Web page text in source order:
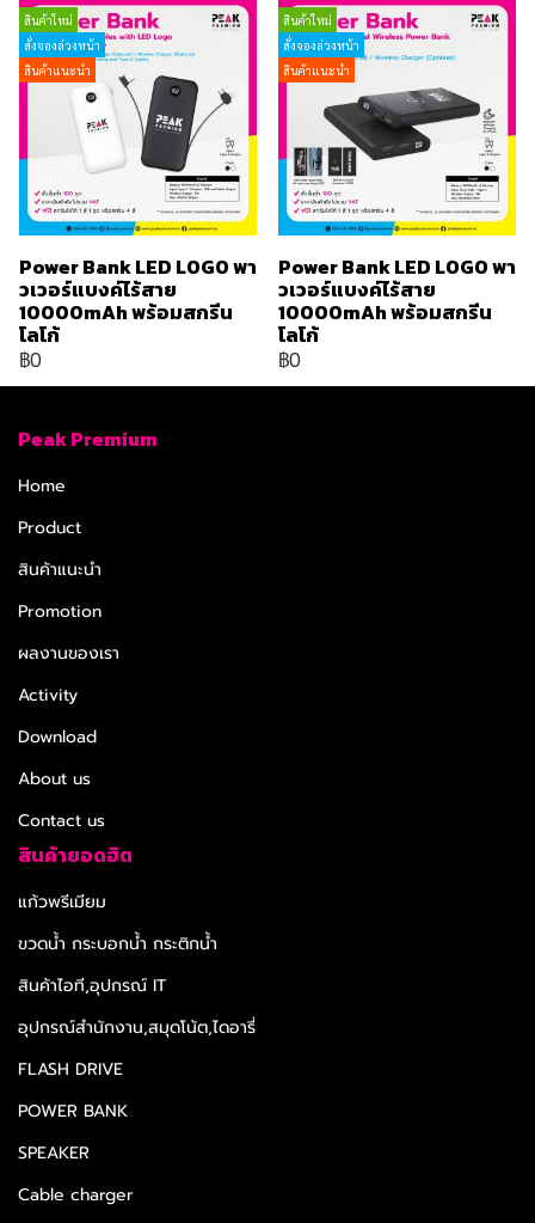
สินค้าใหม่
สั่งจองล่วงหน้า
สินค้าแนะนำ
Power Bank LED LOGO พา
วเวอร์แบงค์ไร้สาย
10000mAh พร้อมสกรีน
โลโก้
฿0
สินค้าใหม่
สั่งจองล่วงหน้า
สินค้าแนะนำ
Power Bank LED LOGO พา
วเวอร์แบงค์ไร้สาย
10000mAh พร้อมสกรีน
โลโก้
฿0
Peak Premium
Home
Product
สินค้าแนะนำ
Promotion
ผลงานของเรา
Activity
Download
About us
Contact us
สินค้ายอดฮิต
แก้วพรีเมียม
ขวดน้ำ กระบอกน้ำ กระติกน้ำ
สินค้าไอที,อุปกรณ์ IT
อุปกรณ์สำนักงาน,สมุดโน้ต,ไดอารี่
FLASH DRIVE
POWER BANK
SPEAKER
Cable charger